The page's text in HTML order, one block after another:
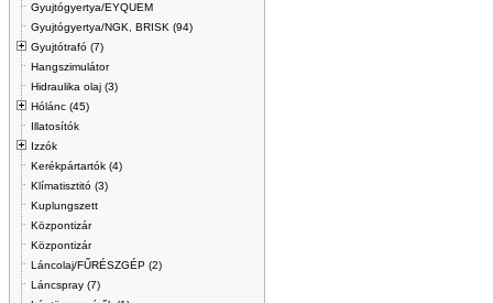
Gyujtógyertya/EYQUEM
Gyujtógyertya/NGK, BRISK (94)
Gyujtótrafó (7)
Hangszimulátor
Hidraulika olaj (3)
Hólánc (45)
Illatosítók
Izzók
Kerékpártartók (4)
Klímatisztitó (3)
Kuplungszett
Központizár
Központizár
Láncolaj/FŰRÉSZGÉP (2)
Láncspray (7)